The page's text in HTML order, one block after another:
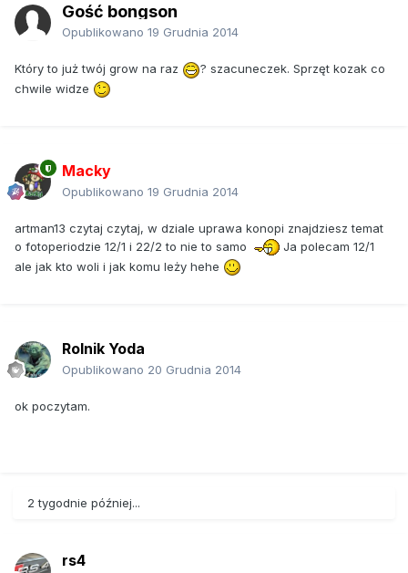
Gość bongson
Opublikowano 19 Grudnia 2014
Który to już twój grow na raz
? szacuneczek. Sprzęt kozak co
chwile widze
Macky
Opublikowano 19 Grudnia 2014
artman13 czytaj czytaj, w dziale uprawa konopi znajdziesz temat
o fotoperiodzie 12/1 i 22/2 to nie to samo
Ja polecam 12/1
ale jak kto woli i jak komu leży hehe
Rolnik Yoda
Opublikowano 20 Grudnia 2014
ok poczytam.
2 tygodnie później...
rs4